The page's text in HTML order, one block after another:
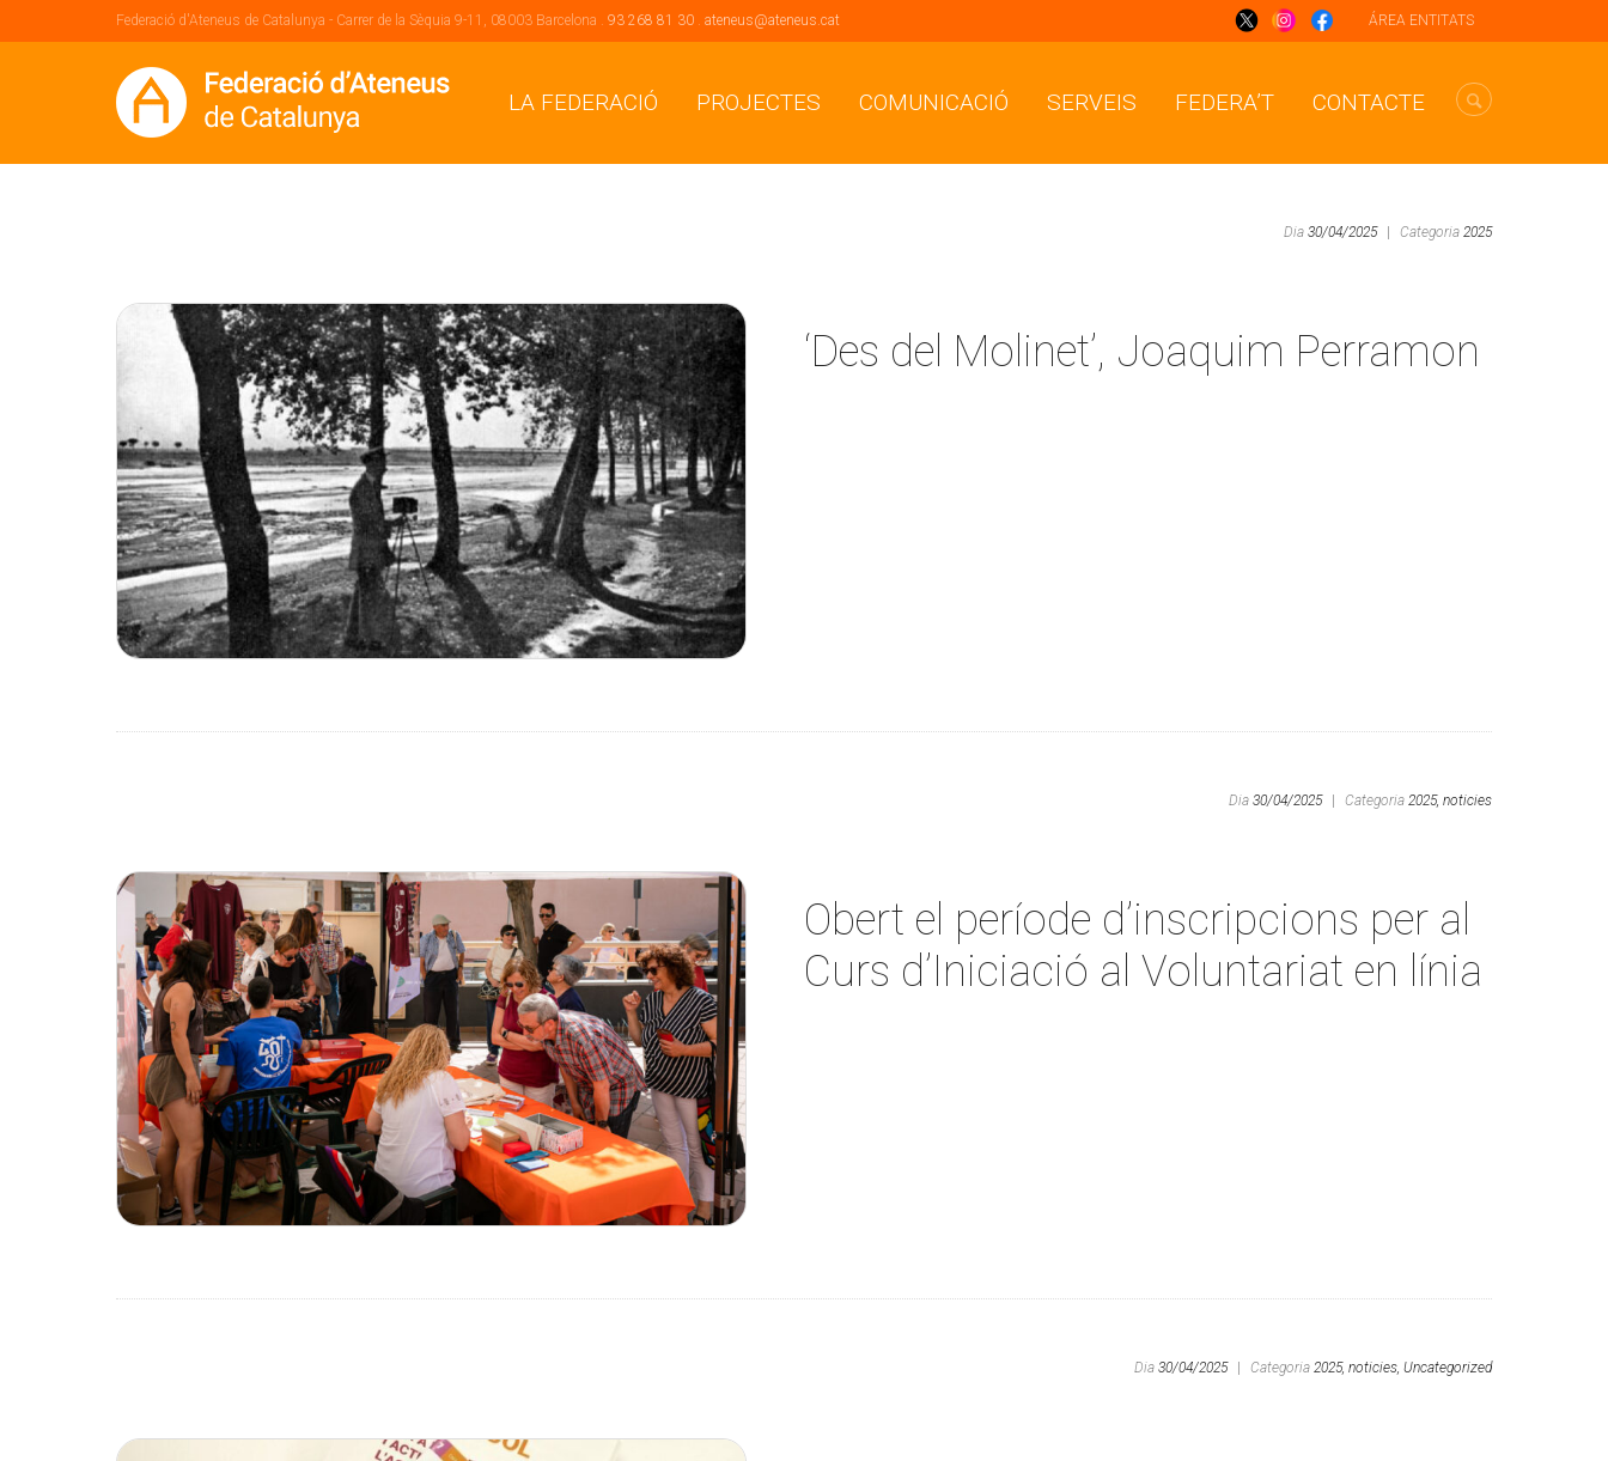
ÁREA ENTITATS
Federació d'Ateneus de Catalunya - Carrer de la Sèquia 9-11, 08003 Barcelona . 93 268 81 30 . ateneus@ateneus.cat
LA FEDERACIÓ PROJECTES COMUNICACIÓ SERVEIS FEDERA’T CONTACTE
Dia 30/04/2025 Categoria 2025
‘Des del Molinet’, Joaquim Perramon
Dia 30/04/2025 | Categoria 2025, noticies
Obert el període d’inscripcions per al
Curs d’Iniciació al Voluntariat en línia
Dia 30/04/2025 Categoria 2025, noticies, Uncategorized